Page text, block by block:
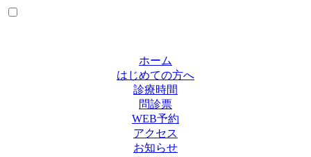
ホーム
はじめての方へ
診療時間
問診票
WEB予約
アクセス
お知らせ